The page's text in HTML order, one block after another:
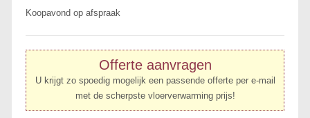
Koopavond op afspraak
Offerte aanvragen
U krijgt zo spoedig mogelijk een passende offerte per e-mail
met de scherpste vloerverwarming prijs!